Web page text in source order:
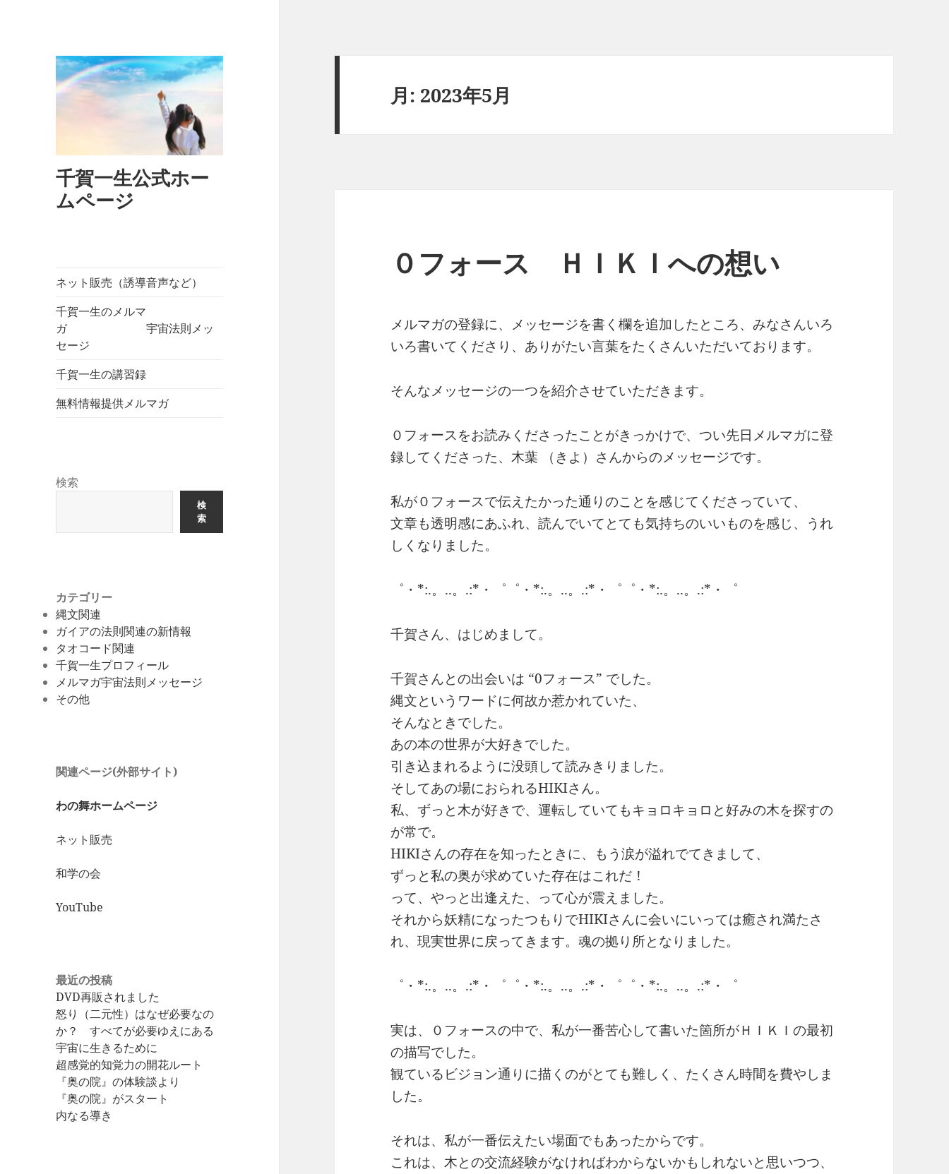
千賀一生公式ホー
ムページ
ネット販売（誘導音声など）
千賀一生のメルマ
ガ 宇宙法則メッ
セージ
千賀一生の講習録
無料情報提供メルマガ
検索
検
索
カテゴリー
縄文関連
ガイアの法則関連の新情報
タオコード関連
千賀一生プロフィール
メルマガ宇宙法則メッセージ
その他
関連ページ(外部サイト)
わの舞ホームページ
ネット販売
和学の会
YouTube
最近の投稿
DVD再販されました
怒り（二元性）はなぜ必要なの
か？ すべてが必要ゆえにある
宇宙に生きるために
超感覚的知覚力の開花ルート
『奥の院』の体験談より
『奥の院』がスタート
内なる導き
月: 2023年5月
０フォース ＨＩＫＩへの想い
メルマガの登録に、メッセージを書く欄を追加したところ、みなさんいろ
いろ書いてくださり、ありがたい言葉をたくさんいただいております。
そんなメッセージの一つを紹介させていただきます。
０フォースをお読みくださったことがきっかけで、つい先日メルマガに登
録してくださった、木葉 （きよ）さんからのメッセージです。
私が０フォースで伝えたかった通りのことを感じてくださっていて、
文章も透明感にあふれ、読んでいてとても気持ちのいいものを感じ、うれ
しくなりました。
゜・*:.。..。.:*・゜゜・*:.。..。.:*・゜゜・*:.。..。.:*・゜
千賀さん、はじめまして。
千賀さんとの出会いは “0フォース” でした。
縄文というワードに何故か惹かれていた、
そんなときでした。
あの本の世界が大好きでした。
引き込まれるように没頭して読みきりました。
そしてあの場におられるHIKIさん。
私、ずっと木が好きで、運転していてもキョロキョロと好みの木を探すの
が常で。
HIKIさんの存在を知ったときに、もう涙が溢れでてきまして、
ずっと私の奥が求めていた存在はこれだ！
って、やっと出逢えた、って心が震えました。
それから妖精になったつもりでHIKIさんに会いにいっては癒され満たさ
れ、現実世界に戻ってきます。魂の拠り所となりました。
゜・*:.。..。.:*・゜゜・*:.。..。.:*・゜゜・*:.。..。.:*・゜
実は、０フォースの中で、私が一番苦心して書いた箇所がＨＩＫＩの最初
の描写でした。
観ているビジョン通りに描くのがとても難しく、たくさん時間を費やしま
した。
それは、私が一番伝えたい場面でもあったからです。
これは、木との交流経験がなければわからないかもしれないと思いつつ、